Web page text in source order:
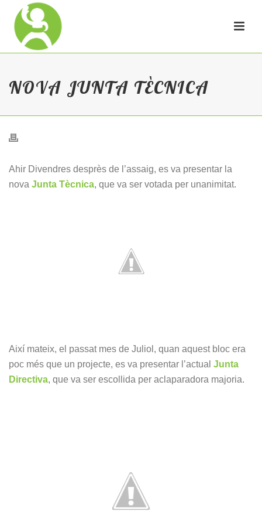
NOVA JUNTA TÈCNICA
Ahir Divendres desprès de l’assaig, es va presentar la
nova Junta Tècnica, que va ser votada per unanimitat.
Així mateix, el passat mes de Juliol, quan aquest bloc era
poc més que un projecte, es va presentar l’actual Junta
Directiva, que va ser escollida per aclaparadora majoria.